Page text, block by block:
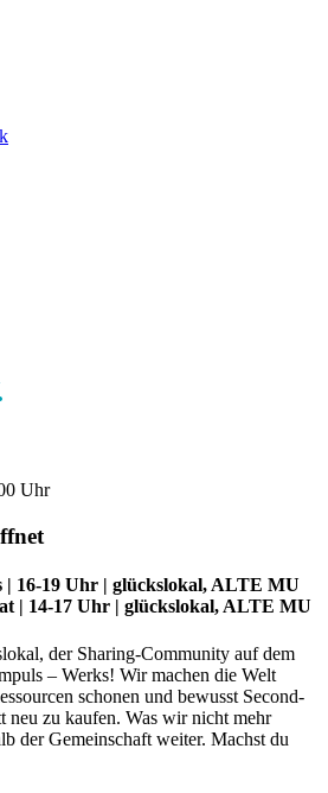
Uhr
| 16-19 Uhr | glückslokal, ALTE MU
| 14-17 Uhr | glückslokal, ALTE MU
der Sharing-Community auf dem
– Werks! Wir machen die Welt
schonen und bewusst Second-
neu zu kaufen. Was wir nicht mehr
der Gemeinschaft weiter. Machst du